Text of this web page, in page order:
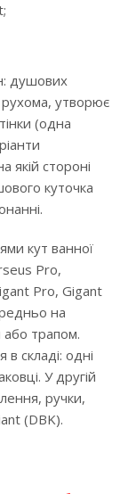
душових
утворює
(одна
якій стороні
куточка
кут ванної
Pro,
Pro, Gigant
на
трапом.
в складі: одні
У другій
ручки,
(DBK).